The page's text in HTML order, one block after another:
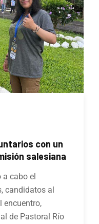
con un
salesiana
a cabo el
candidatos al
encuentro,
de Pastoral Río